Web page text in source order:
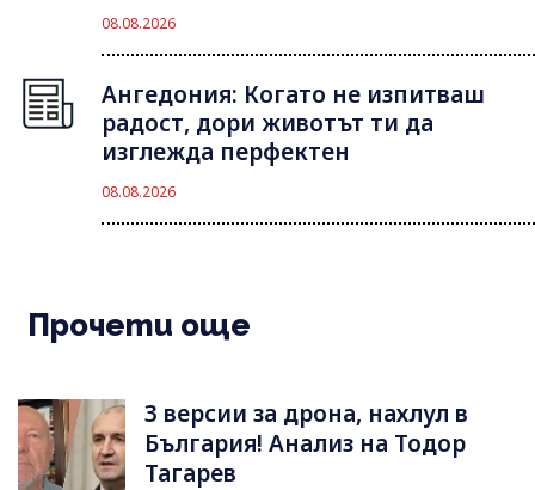
08.08.2026
Ангедония: Когато не изпитваш
радост, дори животът ти да
изглежда перфектен
08.08.2026
Прочети още
3 версии за дрона, нахлул в
България! Анализ на Тодор
Тагарев